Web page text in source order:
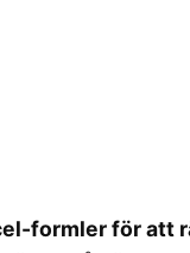
formler för att